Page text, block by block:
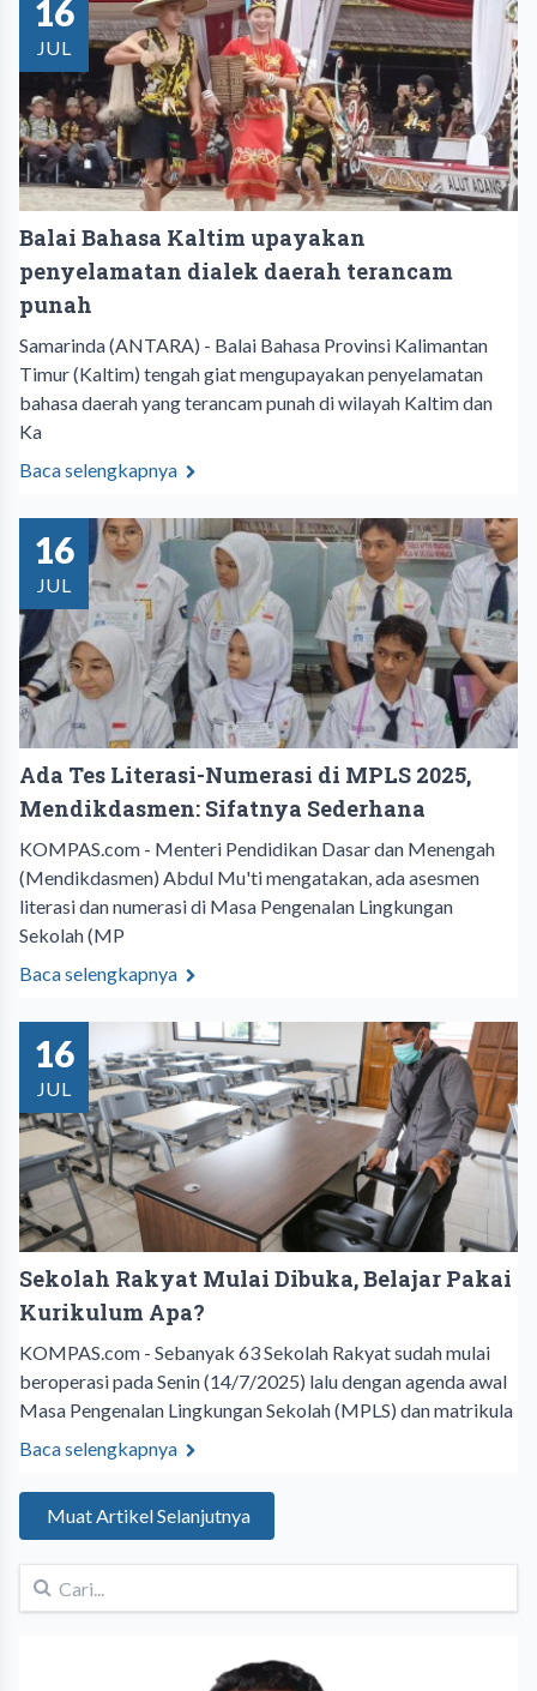
16
JUL
Balai Bahasa Kaltim upayakan
penyelamatan dialek daerah terancam
punah
Samarinda (ANTARA) - Balai Bahasa Provinsi Kalimantan
Timur (Kaltim) tengah giat mengupayakan penyelamatan
bahasa daerah yang terancam punah di wilayah Kaltim dan
Ka
Baca selengkapnya
16
JUL
Ada Tes Literasi-Numerasi di MPLS 2025,
Mendikdasmen: Sifatnya Sederhana
KOMPAS.com - Menteri Pendidikan Dasar dan Menengah
(Mendikdasmen) Abdul Mu'ti mengatakan, ada asesmen
literasi dan numerasi di Masa Pengenalan Lingkungan
Sekolah (MP
Baca selengkapnya
16
JUL
Sekolah Rakyat Mulai Dibuka, Belajar Pakai
Kurikulum Apa?
KOMPAS.com - Sebanyak 63 Sekolah Rakyat sudah mulai
beroperasi pada Senin (14/7/2025) lalu dengan agenda awal
Masa Pengenalan Lingkungan Sekolah (MPLS) dan matrikula
Baca selengkapnya
Muat Artikel Selanjutnya